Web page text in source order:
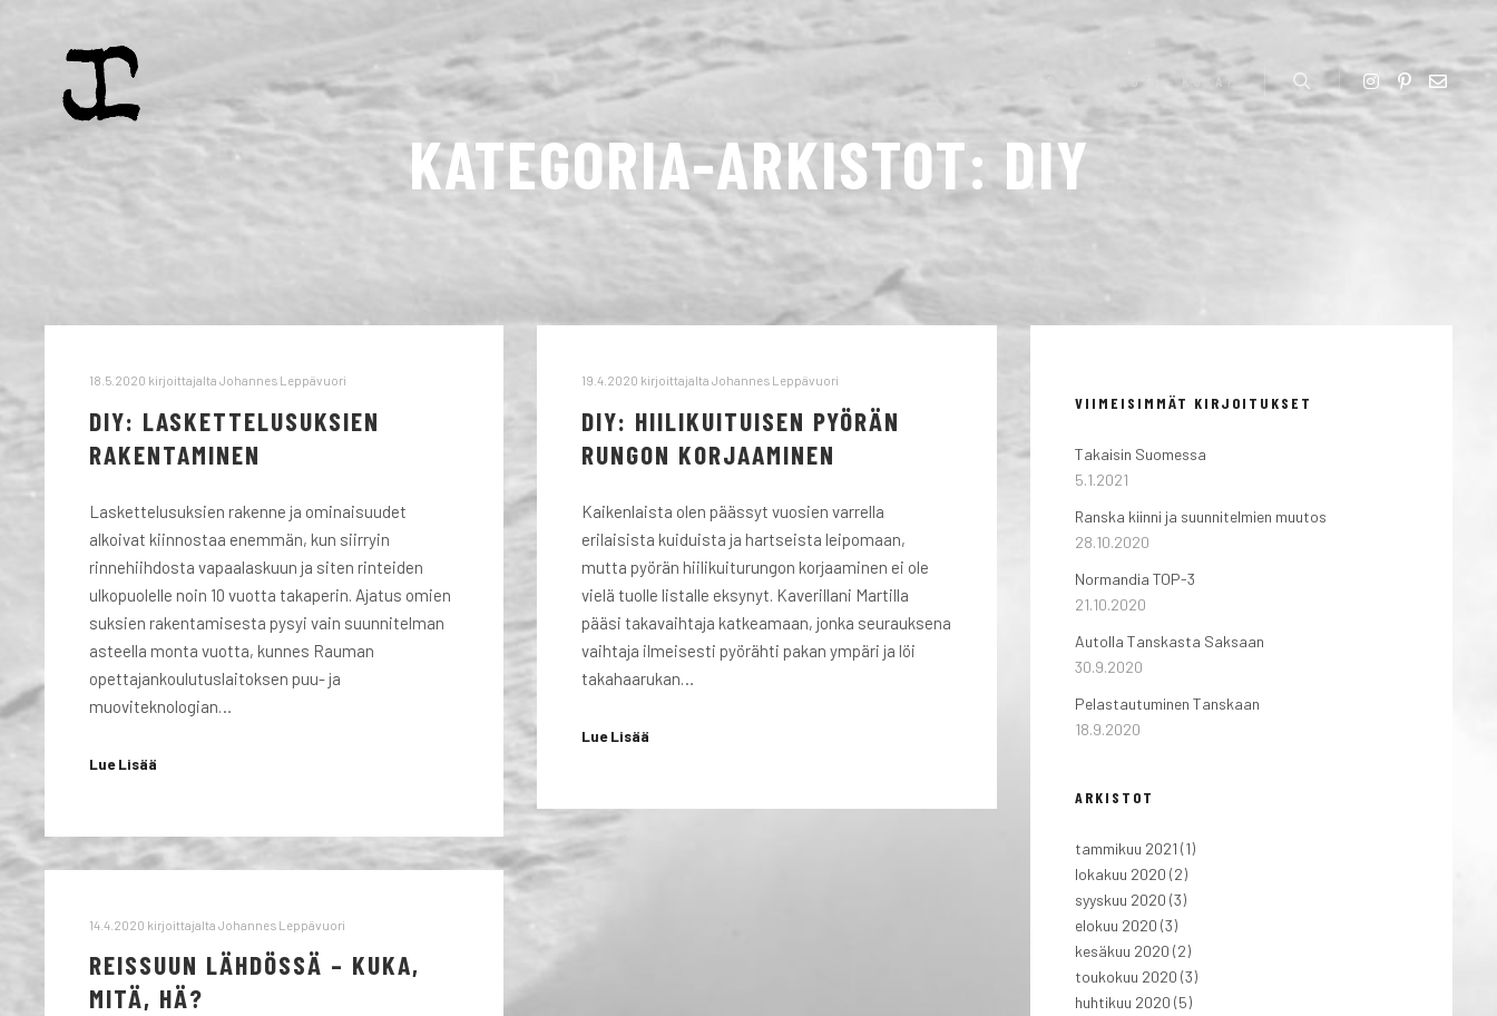
KOTI
KUKA?
Haku
KATEGORIA-ARKISTOT:DIY
18.5.2020 kirjoittajalta Johannes Leppävuori
DIY: LASKETTELUSUKSIEN
RAKENTAMINEN
Laskettelusuksien rakenne ja ominaisuudet
alkoivat kiinnostaa enemmän, kun siirryin
rinnehiihdosta vapaalaskuun ja siten rinteiden
ulkopuolelle noin 10 vuotta takaperin. Ajatus omien
suksien rakentamisesta pysyi vain suunnitelman
asteella monta vuotta, kunnes Rauman
opettajankoulutuslaitoksen puu- ja
muoviteknologian…
Lue Lisää
19.4.2020 kirjoittajaltaJohannes Leppävuori
DIY: HIILIKUITUISEN PYÖRÄN
RUNGON KORJAAMINEN
Kaikenlaista olen päässyt vuosien varrella
erilaisista kuiduista ja hartseista leipomaan,
mutta pyörän hiilikuiturungon korjaaminen ei ole
vielä tuolle listalle eksynyt. Kaverillani Martilla
pääsi takavaihtaja katkeamaan, jonka seurauksena
vaihtaja ilmeisesti pyörähti pakan ympäri ja löi
takahaarukan…
Lue Lisää
14.4.2020 kirjoittajalta Johannes Leppävuori
REISSUUN LÄHDÖSSÄ – KUKA,
MITÄ, HÄ?
VIIMEISIMMÄT KIRJOITUKSET
Takaisin Suomessa
5.1.2021
Ranska kiinni ja suunnitelmien muutos
28.10.2020
Normandia TOP-3
21.10.2020
Autolla Tanskasta Saksaan
30.9.2020
Pelastautuminen Tanskaan
18.9.2020
ARKISTOT
tammikuu 2021 (1)
lokakuu 2020 (2)
syyskuu 2020 (3)
elokuu 2020 (3)
kesäkuu 2020 (2)
toukokuu 2020 (3)
huhtikuu 2020 (5)